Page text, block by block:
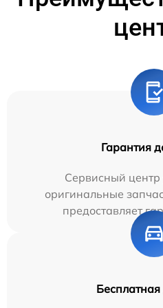
Гарантия
Сервисный центр
оригинальные
предоставляет
Бесплатная